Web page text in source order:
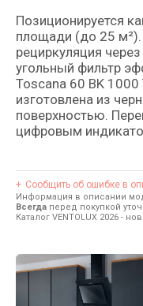
Позиционируется
площади (до 25
рециркуляция
угольный фильтр
Toscana 60 BK 1000
изготовлена из
поверхностью.
цифровым
Сообщить об ошибке в
Информация в описании
Всегда перед покупкой
Каталог VENTOLUX 2026 -